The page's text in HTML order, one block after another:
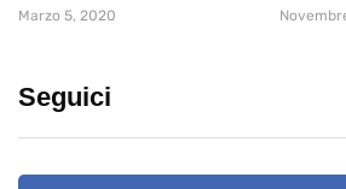
Marzo 5, 2020
Seguici